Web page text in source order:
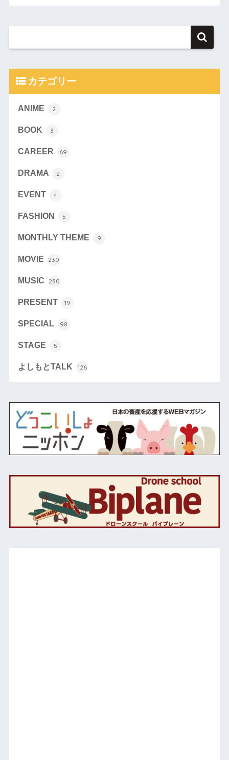
カテゴリー
ANIME 2
BOOK 3
CAREER 69
DRAMA 2
EVENT 4
FASHION 5
MONTHLY THEME 9
MOVIE 230
MUSIC 280
PRESENT 19
SPECIAL 98
STAGE 5
よしもとTALK 126